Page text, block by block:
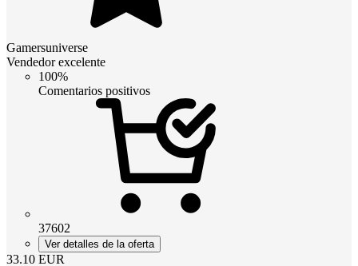
Gamersuniverse
Vendedor excelente
100%
Comentarios positivos
37602
Ver detalles de la oferta
33.10 EUR